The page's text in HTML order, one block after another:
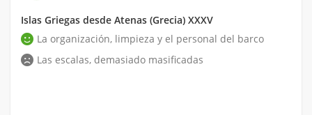
Islas Griegas desde Atenas (Grecia) XXXV
La organización, limpieza y el personal del barco
Las escalas, demasiado masificadas